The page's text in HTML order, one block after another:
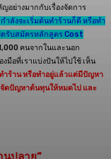
อย่างมากกับเรื่องจัดการ
ำลังจะเริ่มต้นทำร้านก็ดี หรือทำ
ดรับสมัครหลักสูตร Cost
คนจากในและนอก
มือที่เราแบ่งปันให้ไปใช้ เห็น
ทำร้าน หรือทำอยู่แล้วแต่มีปัญหา
จัดปัญหาต้นทุนให้หมดไป และ